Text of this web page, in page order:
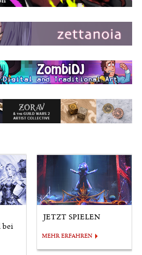
bei
JETZT SPIELEN
MEHR ERFAHREN